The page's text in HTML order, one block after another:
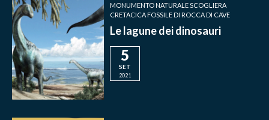
MONUMENTO NATURALE SCOGLIERA
CRETACICA FOSSILE DI ROCCA DI CAVE
Le lagune dei dinosauri
5
SET
2021